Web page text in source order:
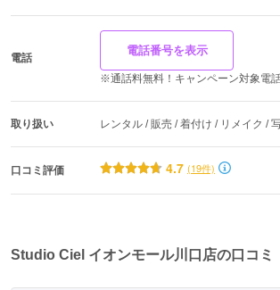
を操る撮影を得意としてい
優れた感性を持つクリエイティブフォト
で、お客様の魅力を最大限に引き
ィンテージ小物などお洒落な雑貨を取り
電話
電話番号を表示
※通話料無料！キャンペーン対象電話
取り扱い レンタル / 販売 / 着付け / リメイク /
口コミ評価 4.7 (19件)
Studio Ciel イオンモール川口店の口コミ